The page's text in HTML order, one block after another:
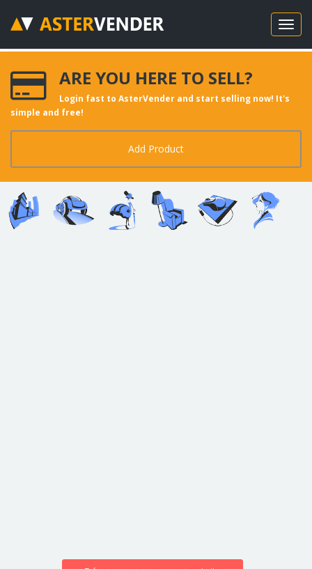
ARE YOU HERE TO SELL?
Login fast to AsterVender and start selling now! It's
simple and free!
Add Product